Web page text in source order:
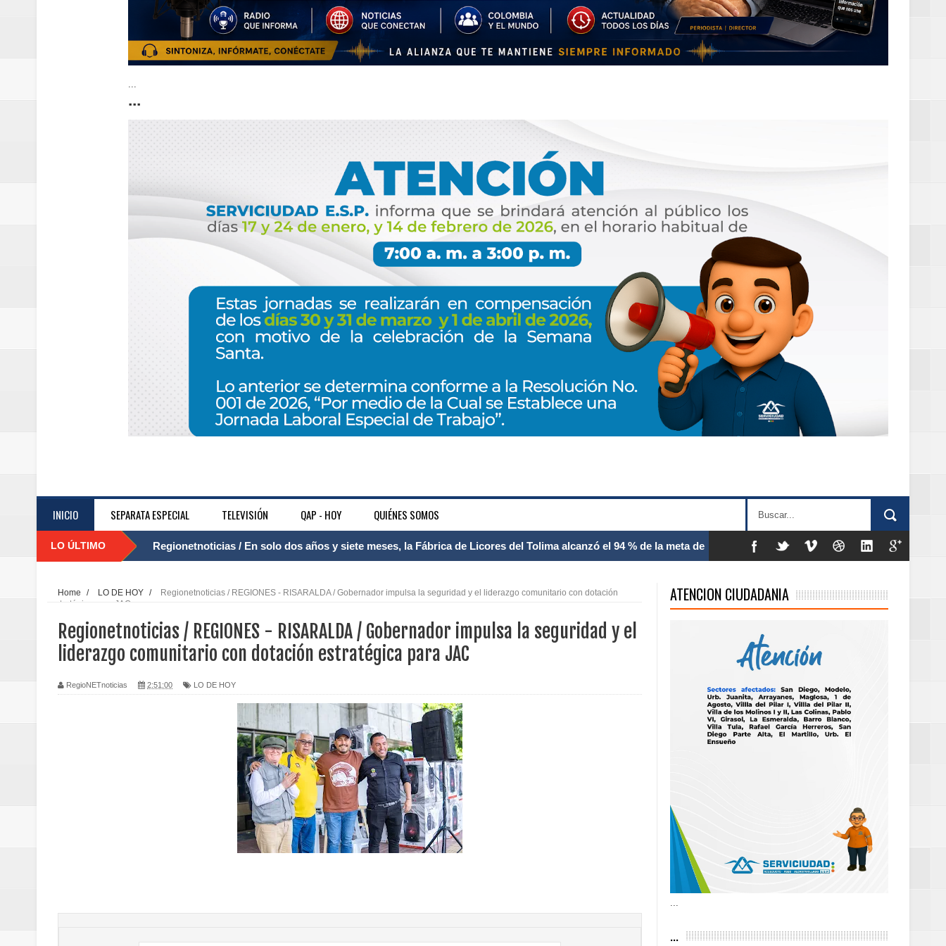
...
...
INICIO SEPARATA ESPECIAL TELEVISIÓN QAP - HOY QUIÉNES SOMOS
LO ÚLTIMO Regionetnoticias / El Aeropuerto Internacional Matecaña fortalece su conectividad con una nueva frecuencia
Regionetnoticias / Caldas fortalece el Mecanismo Articulador Departamental para el abordaje de las violencias
Regionetnoticias / Valle del Cauca tiene listo su plan de seguridad para recibir delegaciones y visitantes por la
posesión presidencial
Regionetnoticias / La Alcaldía de Pereira continúa renovando espacios comunitarios que llevaban décadas sin
Regionetnoticias / Agua potable transforma la vida de 68 estudiantes rurales en Filadelfia gracias al Gobierno de
Regionetnoticias / Población vulnerable en Tuluá tendrá comedor comunitario gracias al Galardón de la Mujer
Home / LO DE HOY /
Regionetnoticias / REGIONES - RISARALDA / Gobernador impulsa la seguridad y el liderazgo comunitario con dotación
estratégica para JAC
Regionetnoticias / REGIONES - RISARALDA / Gobernador impulsa la seguridad y el
liderazgo comunitario con dotación estratégica para JAC
RegioNETnoticias 2:51:00 LO DE HOY
ATENCION CIUDADANIA
...